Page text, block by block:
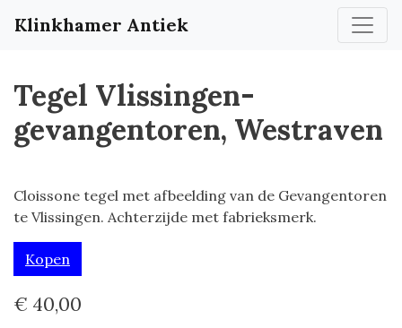
Klinkhamer Antiek
Tegel Vlissingen-
gevangentoren, Westraven
Cloissone tegel met afbeelding van de Gevangentoren
te Vlissingen. Achterzijde met fabrieksmerk.
Kopen
€ 40,00